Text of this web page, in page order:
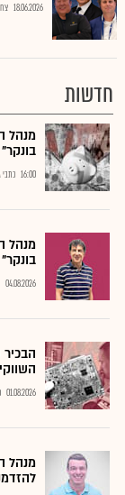
18.06.2026
חדשות
מנהל
בונקר"
16:00 כתבי
מנהל
בונקר"
04.08.2026
01.08.2026
מנהל